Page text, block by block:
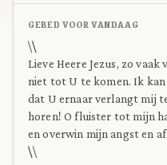
GEBED VOOR VANDAAG
\\
Lieve Heere Jezus, zo
niet tot U te komen. Ik
dat U ernaar verlangt mij
horen! O fluister tot mijn
en overwin mijn angst en
\\